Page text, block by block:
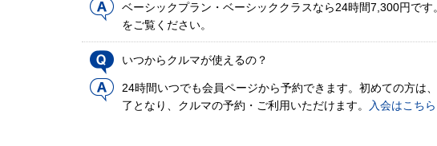
ベーシックプラン・ベーシッククラスなら24時間7,300円で
をご覧ください。
いつからクルマが使えるの？
24時間いつでも会員ページから予約できます。初めての方は
了となり、クルマの予約・ご利用いただけます。
入会はこちら